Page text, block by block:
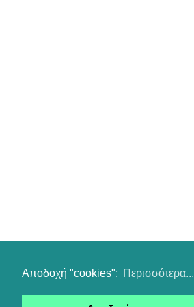
Αποδοχή "cookies"; Περισσότερα...